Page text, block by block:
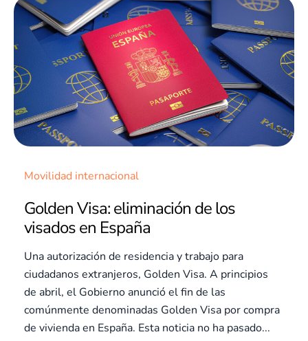
Movilidad internacional
Golden Visa: eliminación de los
visados en España
Una autorización de residencia y trabajo para
ciudadanos extranjeros, Golden Visa. A principios
de abril, el Gobierno anunció el fin de las
comúnmente denominadas Golden Visa por compra
de vivienda en España. Esta noticia no ha pasado...